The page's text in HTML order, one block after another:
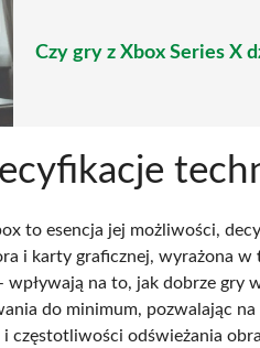
Czy gry z Xbox Series X
to esencja jej możliwości,
i karty graficznej, wyrażona w
wpływają na to, jak dobrze gry
do minimum, pozwalając
częstotliwości odświeżania